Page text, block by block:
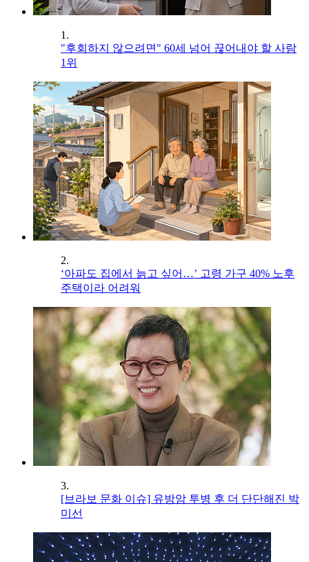
1.
"후회하지 않으려면" 60세 넘어 끊어내야 할 사람
1위
2.
‘아파도 집에서 늙고 싶어…’ 고령 가구 40% 노후
주택이라 어려워
3.
[브라보 문화 이슈] 유방암 투병 후 더 단단해진 박
미선